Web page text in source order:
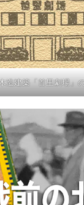
造建築「首里劇場」